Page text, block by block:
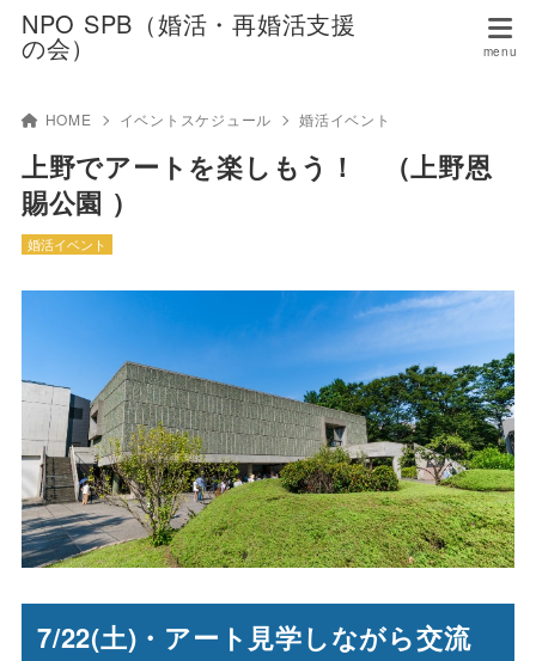
NPO SPB（婚活・再婚活支援
の会）
HOME イベントスケジュール 婚活イベント
上野でアートを楽しもう！ （上野恩
賜公園 ）
婚活イベント
7/22(土)・アート見学しながら交流